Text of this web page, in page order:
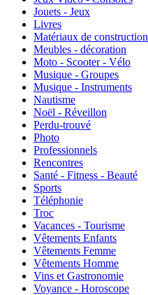
Jouets - Jeux
Livres
Matériaux de construction
Meubles - décoration
Moto - Scooter - Vélo
Musique - Groupes
Musique - Instruments
Nautisme
Noël - Réveillon
Perdu-trouvé
Photo
Professionnels
Rencontres
Santé - Fitness - Beauté
Sports
Téléphonie
Troc
Vacances - Tourisme
Vêtements Enfants
Vêtements Femme
Vêtements Homme
Vins et Gastronomie
Voyance - Horoscope